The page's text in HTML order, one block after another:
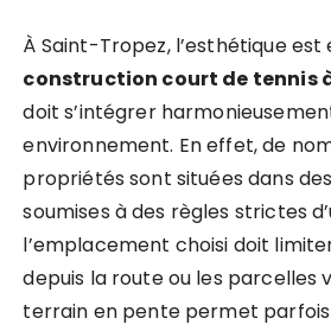
À Saint-Tropez, l’esthétique est
construction court de tennis
doit s’intégrer
environnement. En effet, de
propriétés sont situées dans
soumises à des règles strictes
l’emplacement choisi doit
depuis la route ou les parcelles
terrain en pente permet